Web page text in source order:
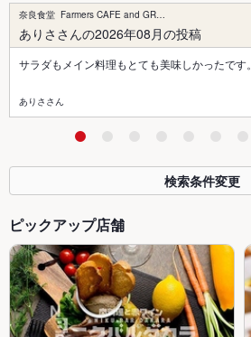
奈良食堂 Farmers CAFE and GR…
ありささんの2026年08月の投稿
サラダもメイン料理もとても美味しかったです。
ありささん
検索条件変更
ピックアップ店舗